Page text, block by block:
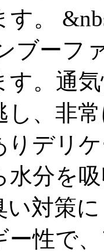
。
ブーフ
す。通
し、非
りデリ
水分を
い対策
ー性で